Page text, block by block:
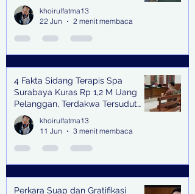
Bangkitkan Swasembada Pangan
dan Pengendali Banjir
khoirulfatma13
22 Jun
2 menit membaca
4 Fakta Sidang Terapis Spa
Surabaya Kuras Rp 1,2 M Uang
Pelanggan, Terdakwa Tersudut
oleh Keterangan Saksi Kunci
khoirulfatma13
11 Jun
3 menit membaca
Perkara Suap dan Gratifikasi